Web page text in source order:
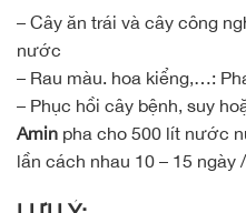
– Cây ăn trái và cây công
nước
– Rau màu. hoa kiểng,…:
– Phục hồi cây bệnh, suy
Amin pha cho 500 lít nước
lần cách nhau 10 – 15 ngày